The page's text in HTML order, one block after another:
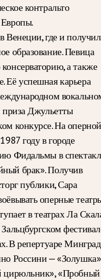
контральто
Венеции, где и
образование. Певица
а также
успешная карьера
Джульетты
конкурсе. На оперной
году в городе
Фидальмы в
брак». Получив
публики, Сара
оперные
в театрах Ла
В репертуаре
Россини —
цирюльник», «Пробный